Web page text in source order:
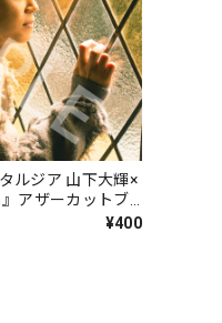
ルジア 山下大輝×
アザーカットブ
¥400